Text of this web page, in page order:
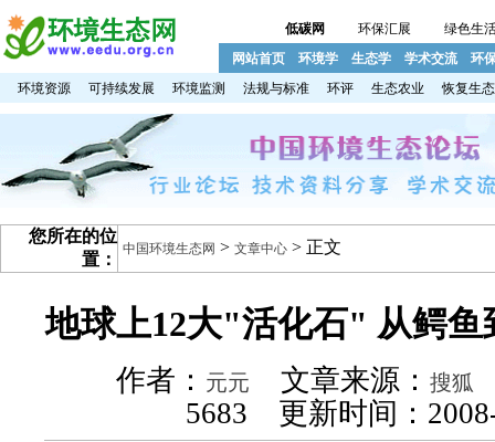
低碳网 环保汇展
绿色生
网站首页
环境学 生态学 学术交流
环
环境资源
可持续发展 环境监测 法规与标准 环评 生态农业 恢复生态
您所在的位
置：
中国环境生态网 > 文章中心 > 正文
地球上12大"活化石" 从鳄鱼
作者： 元元 文章来源： 搜狐
5683 更新时间：